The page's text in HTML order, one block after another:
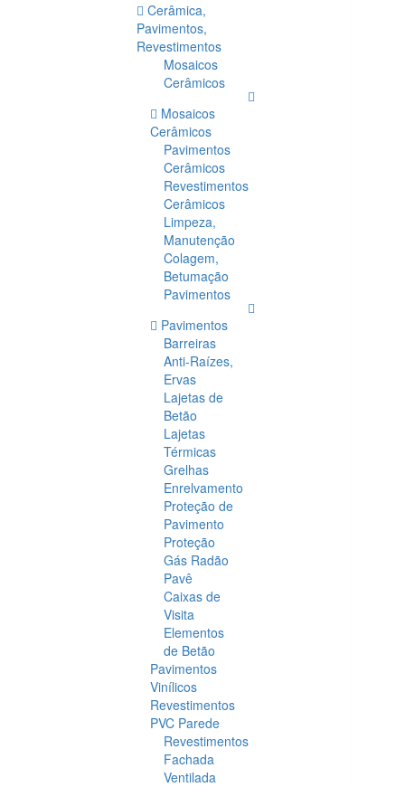
Cerâmica,
Pavimentos,
Revestimentos
Mosaicos
Cerâmicos
Mosaicos
Cerâmicos
Pavimentos
Cerâmicos
Revestimentos
Cerâmicos
Limpeza,
Manutenção
Colagem,
Betumação
Pavimentos
Pavimentos
Barreiras
Anti-Raízes,
Ervas
Lajetas de
Betão
Lajetas
Térmicas
Grelhas
Enrelvamento
Proteção de
Pavimento
Proteção
Gás Radão
Pavê
Caixas de
Visita
Elementos
de Betão
Pavimentos
Vinílicos
Revestimentos
PVC Parede
Revestimentos
Fachada
Ventilada